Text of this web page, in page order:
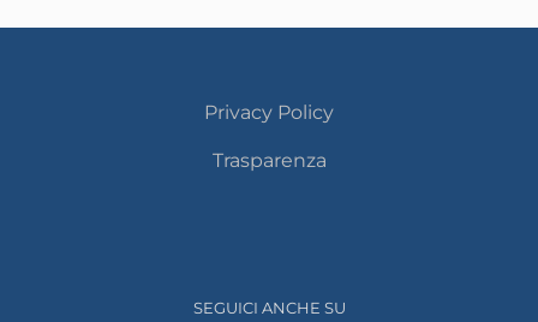
Privacy Policy
Trasparenza
SEGUICI ANCHE SU